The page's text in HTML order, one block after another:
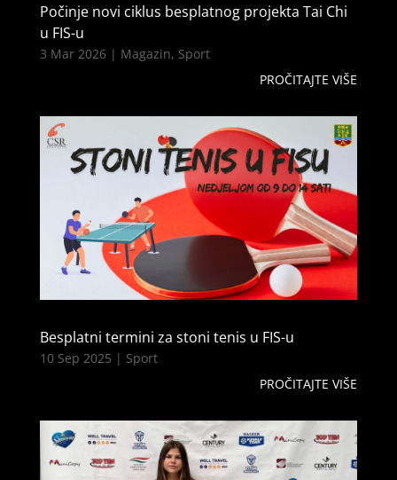
Počinje novi ciklus besplatnog projekta Tai Chi
u FIS-u
3 Mar 2026| Magazin, Sport
PROČITAJTE VIŠE
Besplatni termini za stoni tenis u FIS-u
10 Sep 2025 | Sport
PROČITAJTE VIŠE